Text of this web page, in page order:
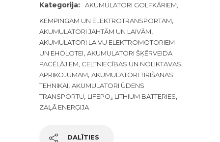
Kategorija:
AKUMULATORI GOLFKĀRIEM,
KEMPINGAM UN ELEKTROTRANSPORTAM,
AKUMULATORI JAHTĀM UN LAIVĀM,
AKUMULATORI LAIVU ELEKTROMOTORIEM
UN EHOLOTEI, AKUMULATORI ŠĶĒRVEIDA
PACĒLĀJIEM, CELTNIECĪBAS UN NOLIKTAVAS
APRĪKOJUMAM, AKUMULATORI TĪRĪŠANAS
TEHNIKAI, AKUMULATORI ŪDENS
TRANSPORTU, LIFEPO₄ LITHIUM BATTERIES,
ZAĻĀ ENERĢIJA
DALĪTIES